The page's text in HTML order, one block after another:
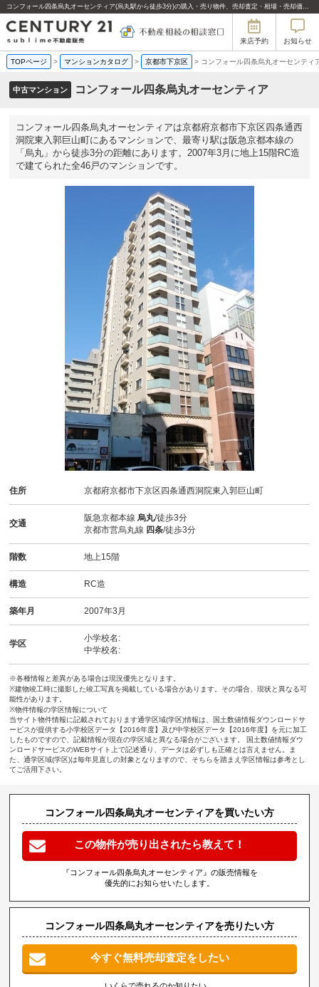
コンフォール四条烏丸オーセンティア(烏丸駅から徒歩3分)の購入・売り物件、売却査定・相場・売却価格マンション情報｜センチュリー21sublime不動産販売
来店予約 お知らせ
TOPページ > マンションカタログ > 京都市下京区 > コンフォール四条烏丸オーセンティ
中古マンション コンフォール四条烏丸オーセンティア
コンフォール四条烏丸オーセンティアは京都府京都市下京区四条通西
洞院東入郭巨山町にあるマンションで、最寄り駅は阪急京都本線の
「烏丸」から徒歩3分の距離にあります。2007年3月に地上15階RC造
で建てられた全46戸のマンションです。
住所 京都府京都市下京区四条通西洞院東入郭巨山町
交通
阪急京都本線烏丸/徒歩3分
京都市営烏丸線 四条/徒歩3分
階数 地上15階
構造 RC造
築年月 2007年3月
学区
小学校名:
中学校名:
※各種情報と差異がある場合は現況優先となります。
※建物竣工時に撮影した竣工写真を掲載している場合があります。その場合、現状と異なる可
能性があります。
※物件情報の学区情報について
当サイト物件情報に記載されております通学区域(学区)情報は、国土数値情報ダウンロードサ
ービスが提供する小学校区データ【2016年度】及び中学校区データ【2016年度】を元に加工
したものですので、記載情報が現在の学区域と異なる場合がございます。 国土数値情報ダウ
ンロードサービスのWEBサイト上で記述通り、データは必ずしも正確とは言えません。ま
た、通学区域(学区)は毎年見直しの対象となりますので、そちらを踏まえ学区情報は参考とし
てご活用下さい。
コンフォール四条烏丸オーセンティアを買いたい方
この物件が売り出されたら教えて！
『コンフォール四条烏丸オーセンティア』の販売情報を
優先的にお知らせいたします。
コンフォール四条烏丸オーセンティアを売りたい方
今すぐ無料売却査定をしたい